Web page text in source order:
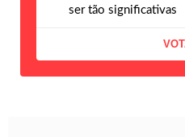
ser tão significativas